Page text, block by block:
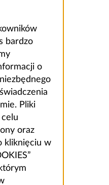
bardzo
o
Pliki
oraz
kliknięciu w